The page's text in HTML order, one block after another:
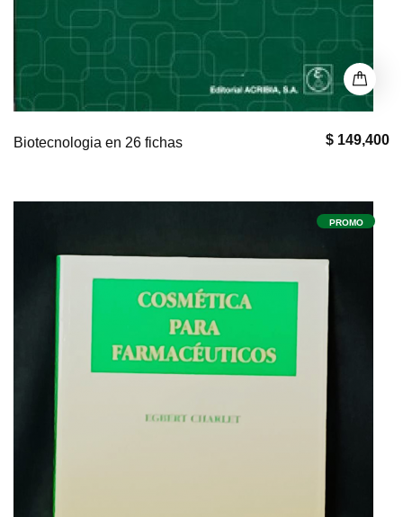
$ 149,400
Biotecnologia en 26 fichas
PROMO